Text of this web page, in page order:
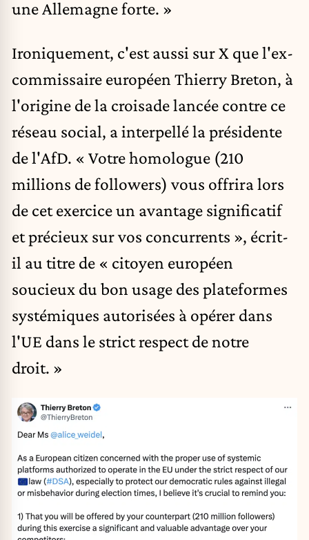
une Allemagne forte. »
Ironiquement, c'est aussi sur X que l'ex-
commissaire européen Thierry Breton, à
l'origine de la croisade lancée contre ce
réseau social, a interpellé la présidente
de l'AfD. « Votre homologue (210
millions de followers) vous offrira lors
de cet exercice un avantage significatif
et précieux sur vos concurrents », écrit-
il au titre de « citoyen européen
soucieux du bon usage des plateformes
systémiques autorisées à opérer dans
l'UE dans le strict respect de notre
droit. »